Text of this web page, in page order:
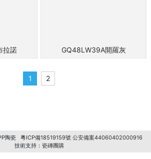
拉諾 GQ48LW39A開羅灰
1 2
陶瓷 粵ICP備18519159號 公安備案44060402000916
技術支持： 瓷磚團購